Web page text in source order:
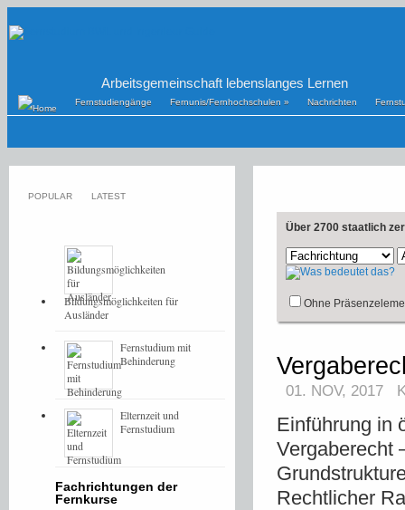
Arbeitsgemeinschaft lebenslanges Lernen
Fernstudiengänge Fernunis/Fernhochschulen » Nachrichten
Über 2700 staatlich
Ohne
01. NOV, 2017
Einführung in
Vergaberecht
Rechtlicher
POPULAR LATEST
Bildungsmöglichkeiten für
Ausländer
Fernstudium mit
Behinderung
Elternzeit und
Fernstudium
Fachrichtungen der
Fernkurse